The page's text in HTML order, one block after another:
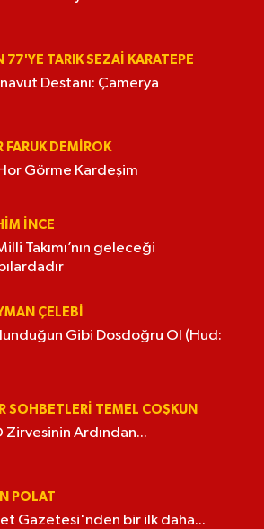
77'YE TARIK SEZAI KARATEPE
Destanı: Çamerya
FARUK DEMIROK
Görme Kardeşim
İNCE
Takımı’nın geleceği
ÇELEBI
Gibi Dosdoğru Ol (Hud:
SOHBETLERI TEMEL COŞKUN
Zirvesinin Ardından...
POLAT
Gazetesi'nden bir ilk daha...